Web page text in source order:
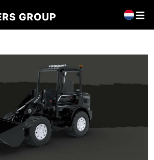
Friday Edition